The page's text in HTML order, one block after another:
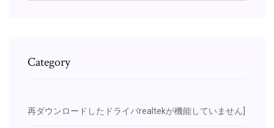
Category
再ダウンロードしたドライバrealtekが機能していません]